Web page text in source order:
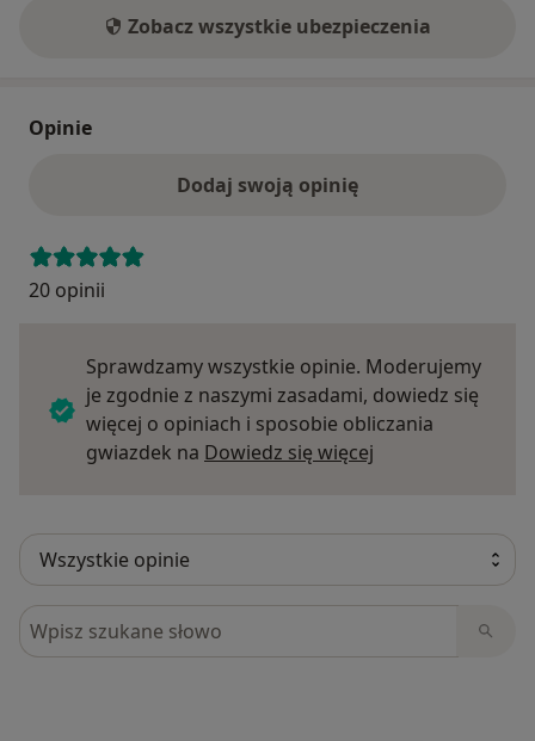
Zobacz wszystkie ubezpieczenia
Opinie
Dodaj swoją opinię
20 opinii
Sprawdzamy wszystkie opinie. Moderujemy
je zgodnie z naszymi zasadami, dowiedz się
więcej o opiniach i sposobie obliczania
gwiazdek na Dowiedz się więcej
Szukaj w opiniach